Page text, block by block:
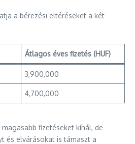
a bérezési eltéréseket a két
Átlagos éves fizetés (HUF)
3,900,000
4,700,000
fizetéseket kínál, de
és elvárásokat is támaszt a